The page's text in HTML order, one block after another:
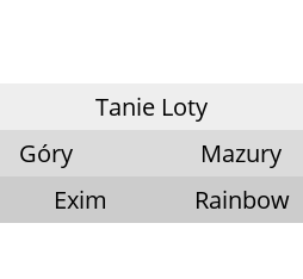
Tanie Loty
Góry Mazury
Exim Rainbow